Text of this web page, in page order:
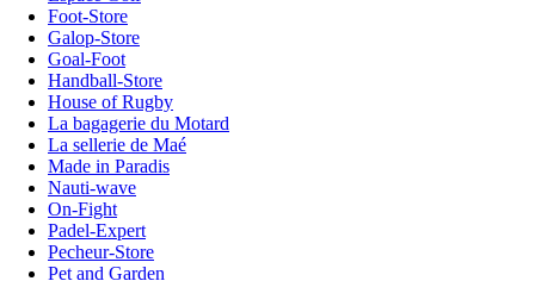
Foot-Store
Galop-Store
Goal-Foot
Handball-Store
House of Rugby
La bagagerie du Motard
La sellerie de Maé
Made in Paradis
Nauti-wave
On-Fight
Padel-Expert
Pecheur-Store
Pet and Garden